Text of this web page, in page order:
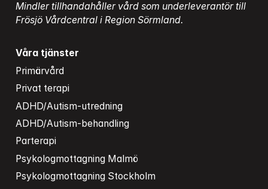
Mindler tillhandahåller vård som underleverantör till
Frösjö Vårdcentral i Region Sörmland.
Våra tjänster
Primärvård
Privat terapi
ADHD/Autism-utredning
ADHD/Autism-behandling
Parterapi
Psykologmottagning Malmö
Psykologmottagning Stockholm